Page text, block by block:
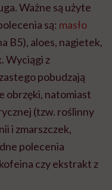
Ważne są użyte
są: masło
B5), aloes, nagietek,
Wyciągi z
pobudzają
obrzęki, natomiast
(tzw. roślinny
i zmarszczek,
polecenia
czy ekstrakt z